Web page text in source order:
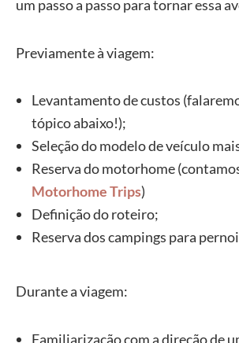
um passo a passo para tornar essa
Previamente à viagem:
Levantamento de custos
tópico abaixo!);
Seleção do modelo de veículo
Reserva do motorhome
Motorhome Trips)
Definição do roteiro;
Reserva dos campings para
Durante a viagem:
Familiarização com a direção de